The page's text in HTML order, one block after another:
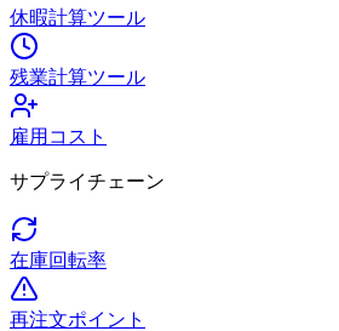
休暇計算ツール
残業計算ツール
雇用コスト
サプライチェーン
在庫回転率
再注文ポイント